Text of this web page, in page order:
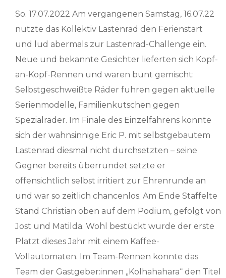
So. 17.07.2022 Am vergangenen Samstag, 16.07.22
nutzte das Kollektiv Lastenrad den Ferienstart
und lud abermals zur Lastenrad-Challenge ein.
Neue und bekannte Gesichter lieferten sich Kopf-
an-Kopf-Rennen und waren bunt gemischt:
Selbstgeschweißte Räder fuhren gegen aktuelle
Serienmodelle, Familienkutschen gegen
Spezialräder. Im Finale des Einzelfahrens konnte
sich der wahnsinnige Eric P. mit selbstgebautem
Lastenrad diesmal nicht durchsetzten – seine
Gegner bereits überrundet setzte er
offensichtlich selbst irritiert zur Ehrenrunde an
und war so zeitlich chancenlos. Am Ende Staffelte
Stand Christian oben auf dem Podium, gefolgt von
Jost und Matilda. Wohl bestückt wurde der erste
Platzt dieses Jahr mit einem Kaffee-
Vollautomaten. Im Team-Rennen konnte das
Team der Gastgeber:innen „Kolhahahara“ den Titel